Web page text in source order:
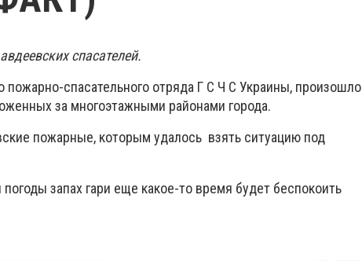
спасателей.
пожарно-спасательного отряда Г С Ч С Украины, произошло
за многоэтажными районами города.
пожарные, которым удалось взять ситуацию под
запах гари еще какое-то время будет беспокоить